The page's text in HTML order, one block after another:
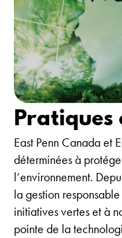
Pratiques
East Penn Canada et
déterminées à
l’environnement.
la gestion
initiatives vertes et à
pointe de la